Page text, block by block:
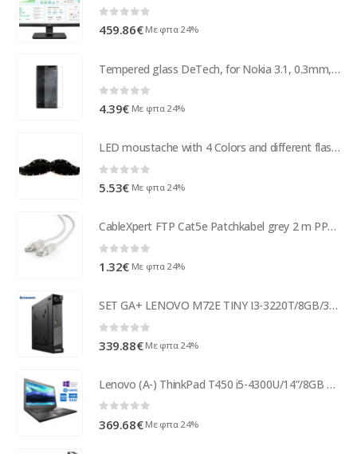
0out of 5
459.86€ Με φπα 24%
Tempered glass DeTech, for Nokia 3.1, 0.3mm, Transparent - 52481
0out of 5
4.39€ Με φπα 24%
LED moustache with 4 Colors and different flash Lights
0 out of 5
5.53€ Με φπα 24%
CableXpert FTP Cat5e Patchkabel grey 2 m PP22-2M
0 out of 5
1.32€ Με φπα 24%
SET GA+ LENOVO M72E TINY I3-3220T/8GB/320GB
339.88€ Με φπα 24%
Lenovo (A-) ThinkPad T450 i5-4300U/14”/8GB DDR3/240GB SSD/No ODD/Camera/10P Grade A- Refurbished Lap ( 97715 )
369.68€ Με φπα 24%